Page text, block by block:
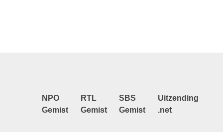
NPO
Gemist
RTL
Gemist
SBS
Gemist
Uitzending
.net